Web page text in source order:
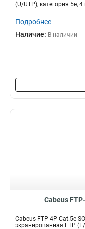
(U/UTP), категория 5e,
Подробнее
Наличие: В наличии
Cabeus
Cabeus FTP-4P-Cat.5e-
экранированная FTP (F/